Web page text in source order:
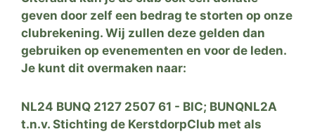
geven door zelf een bedrag te storten op onze
clubrekening. Wij zullen deze gelden dan
gebruiken op evenementen en voor de leden.
Je kunt dit overmaken naar:
NL24 BUNQ 2127 2507 61 - BIC; BUNQNL2A
t.n.v. Stichting de KerstdorpClub met als